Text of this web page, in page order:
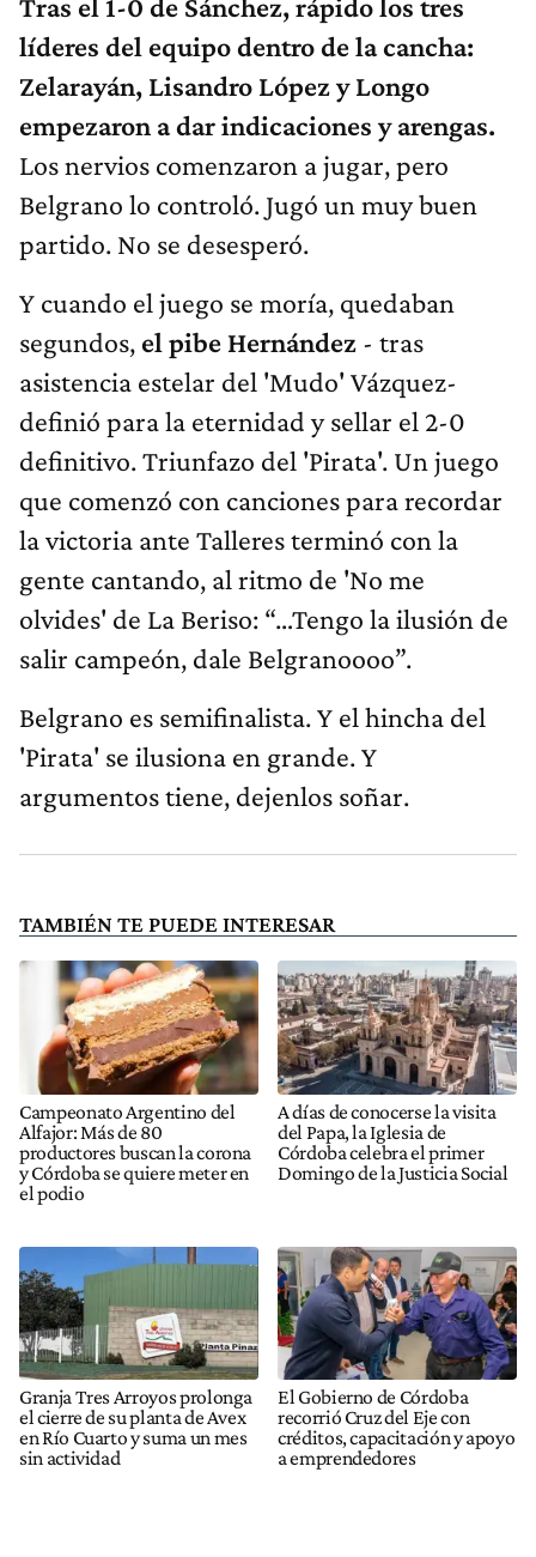
Tras el 1-0 de Sánchez, rápido los tres
líderes del equipo dentro de la cancha:
Zelarayán, Lisandro López y Longo
empezaron a dar indicaciones y arengas.
Los nervios comenzaron a jugar, pero
Belgrano lo controló. Jugó un muy buen
partido. No se desesperó.
Y cuando el juego se moría, quedaban
segundos, el pibe Hernández - tras
asistencia estelar del 'Mudo' Vázquez-
definió para la eternidad y sellar el 2-0
definitivo. Triunfazo del 'Pirata'. Un juego
que comenzó con canciones para recordar
la victoria ante Talleres terminó con la
gente cantando, al ritmo de 'No me
olvides' de La Beriso: “…Tengo la ilusión de
salir campeón, dale Belgranoooo”.
Belgrano es semifinalista. Y el hincha del
'Pirata' se ilusiona en grande. Y
argumentos tiene, dejenlos soñar.
TAMBIÉN TE PUEDE INTERESAR
Campeonato Argentino del
Alfajor: Más de 80
productores buscan la corona
y Córdoba se quiere meter en
el podio
A días de conocerse la visita
del Papa, la Iglesia de
Córdoba celebra el primer
Domingo de la Justicia Social
Granja Tres Arroyos prolonga
el cierre de su planta de Avex
en Río Cuarto y suma un mes
sin actividad
El Gobierno de Córdoba
recorrió Cruz del Eje con
créditos, capacitación y apoyo
a emprendedores